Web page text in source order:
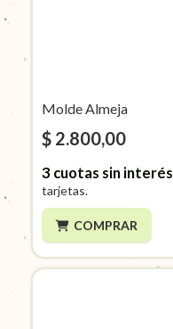
Molde Almeja
$ 2.800,00
3cuotas sin interés
tarjetas.
COMPRAR